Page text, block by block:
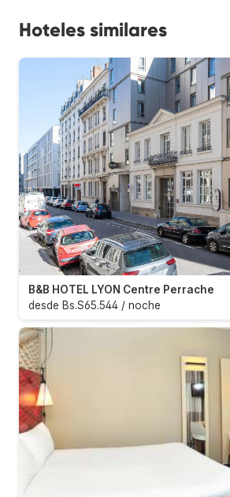
Hoteles similares
B&B HOTEL LYON Centre Perrache
desde Bs.S65.544 / noche